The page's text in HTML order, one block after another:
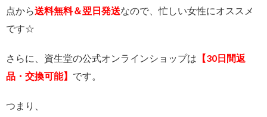
点から送料無料＆翌日発送なので、忙しい女性にオススメ
です☆
さらに、資生堂の公式オンラインショップは 【30日間返
品・交換可能】 です。
つまり、